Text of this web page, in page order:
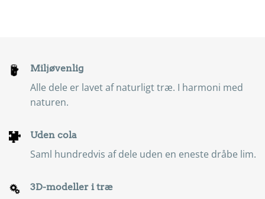
Miljøvenlig
Alle dele er lavet af naturligt træ. I harmoni med
naturen.
Uden cola
Saml hundredvis af dele uden en eneste dråbe lim.
3D-modeller i træ